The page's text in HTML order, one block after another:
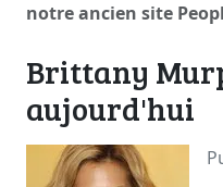
notre ancien site
Brittany
aujourd'hui